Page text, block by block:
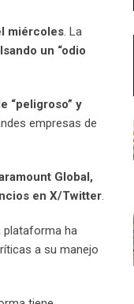
miércoles. La
un “odio
“peligroso” y
empresas de
Global,
en X/Twitter.
plataforma ha
a su manejo